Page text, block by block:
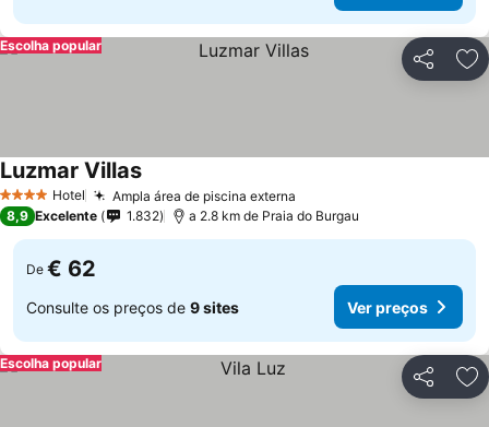
Partilhar
Escolha popular
4 EstrelasHotel Ampla área de piscina externa
Luzmar Villas
8,9 Excelente 1.832 a 2.8 km de Praia do Burgau
De € 62
Consulte os preços de 9 sites Ver preços
Partilhar
Escolha popular